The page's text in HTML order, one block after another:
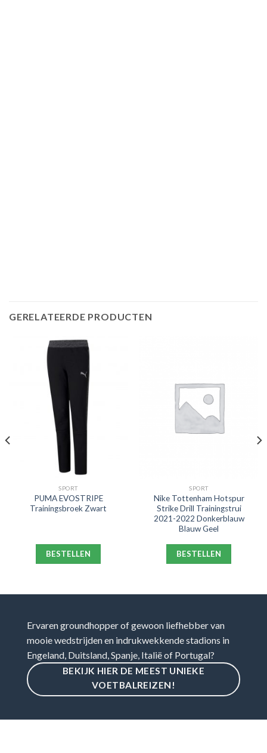
GERELATEERDE PRODUCTEN
SPORT
PUMA EVOSTRIPE
Trainingsbroek Zwart
BESTELLEN
SPORT
Nike Tottenham Hotspur
Strike Drill Trainingstrui
2021-2022 Donkerblauw
Blauw Geel
BESTELLEN
Ervaren groundhopper of gewoon liefhebber van
mooie wedstrijden en indrukwekkende stadions in
Engeland, Duitsland, Spanje, Italië of Portugal?
BEKIJK HIER DE MEEST UNIEKE
VOETBALREIZEN!